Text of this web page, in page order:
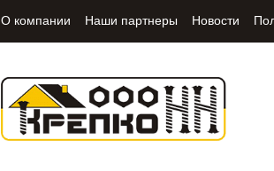
О компании Наши партнеры Новости